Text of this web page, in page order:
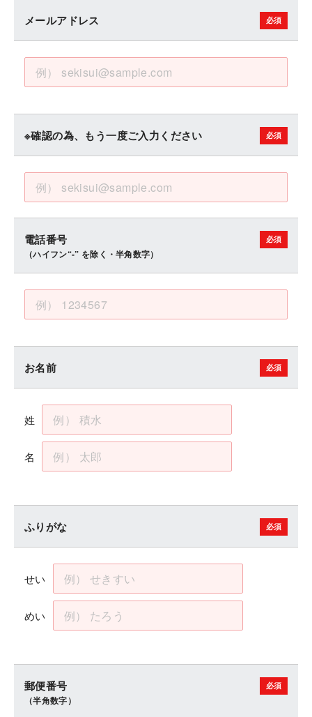
メールアドレス
※確認の為、もう一度ご入力ください
電話番号
（ハイフン“-” を除く・半角数字）
お名前
姓
名
ふりがな
せい
めい
郵便番号
（半角数字）